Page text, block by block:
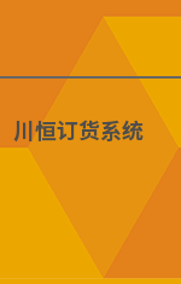
川恒订货系统